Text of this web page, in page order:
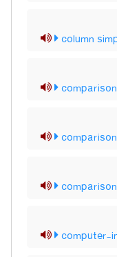
column
computer-